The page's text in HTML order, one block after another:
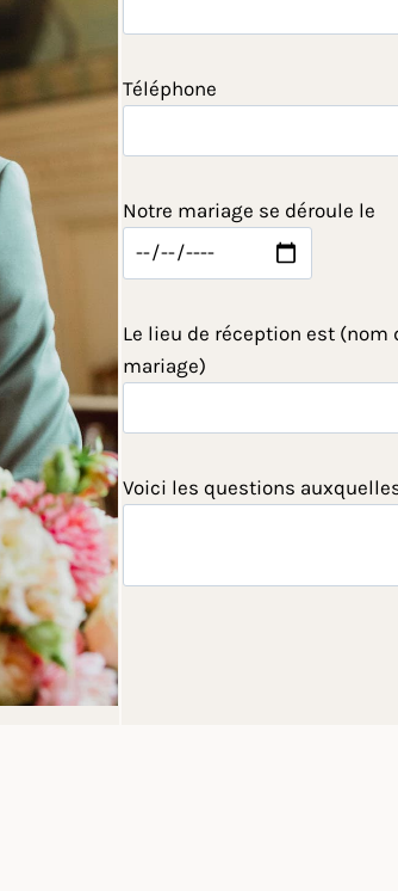
Téléphone
Notre mariage se déroule le
Le lieu de réception est (nom
mariage)
Voici les questions